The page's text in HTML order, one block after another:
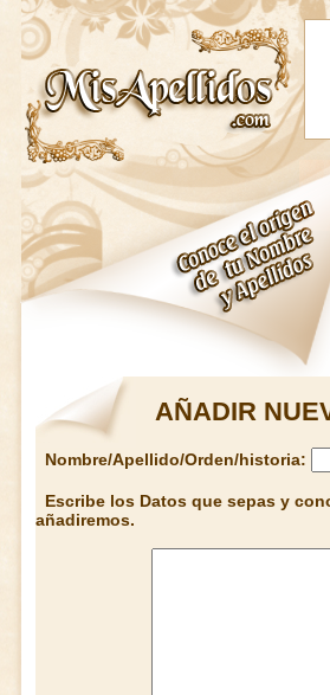
AÑADIR
Nombre/Apellido/Orden/historia:
Escribe los Datos que sepas y
añadiremos.